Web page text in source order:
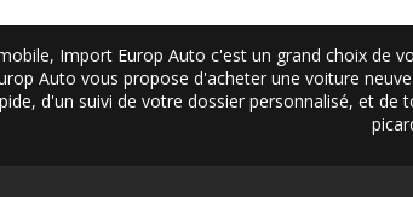
Import Europ Auto c'est un grand choix de
Auto vous propose d'acheter une voiture
d'un suivi de votre dossier personnalisé, et